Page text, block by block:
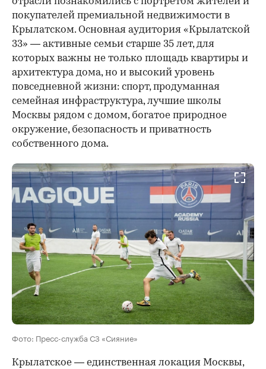
покупателей премиальной недвижимости в
Крылатском. Основная аудитория «Крылатской
33» — активные семьи старше 35 лет, для
которых важны не только площадь квартиры и
архитектура дома, но и высокий уровень
повседневной жизни: спорт, продуманная
семейная инфраструктура, лучшие школы
Москвы рядом с домом, богатое природное
окружение, безопасность и приватность
собственного дома.
Фото: Пресс-служба СЗ «Сияние»
Крылатское — единственная локация Москвы,